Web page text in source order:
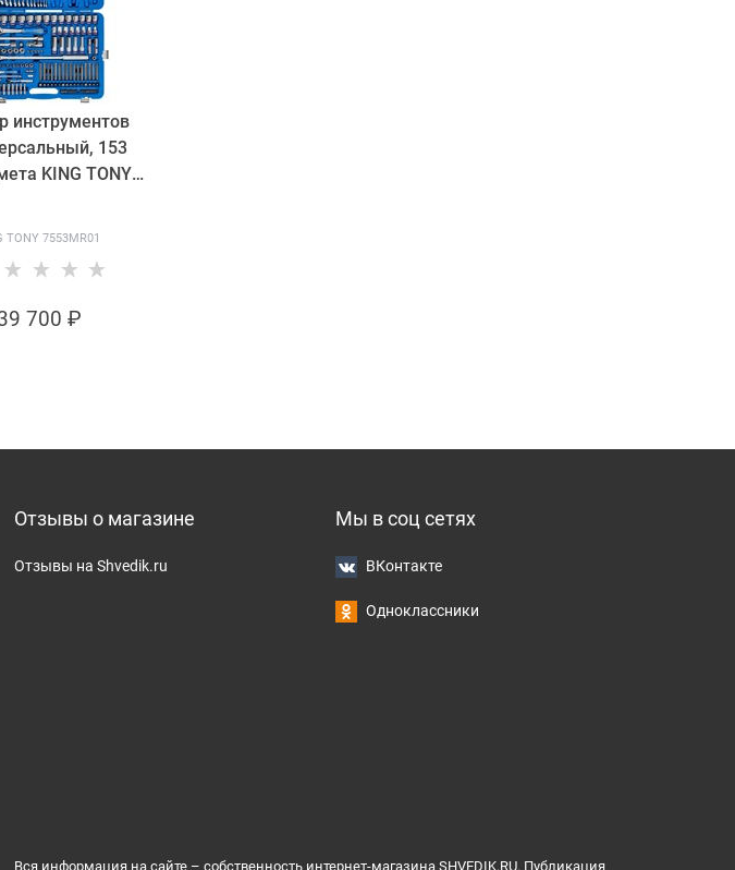
инструментов
153
KING TONY
TONY 7553MR01
700 ₽
Отзывы о магазине
Отзывы на Shvedik.ru
Мы в соц сетях
ВКонтакте
Одноклассники
Вся информация на сайте – собственность интернет-магазина SHVEDIK.RU. Публикация